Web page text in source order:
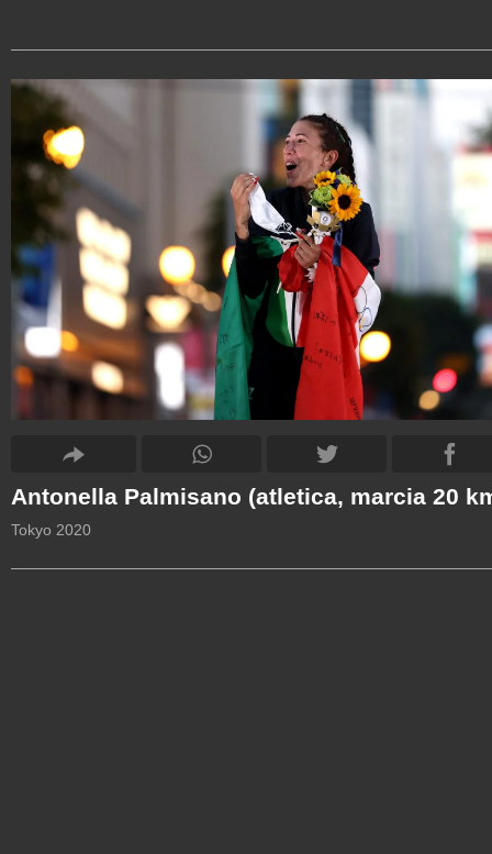
Antonella Palmisano (atletica, marcia 20
Tokyo 2020